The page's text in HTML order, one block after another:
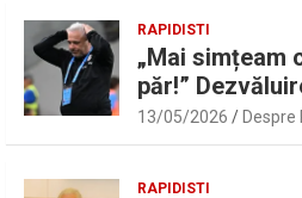
RAPIDISTI
„Mai simțeam
păr!”
Marius
Pancu
13/05/2026 Despre
RAPIDISTI